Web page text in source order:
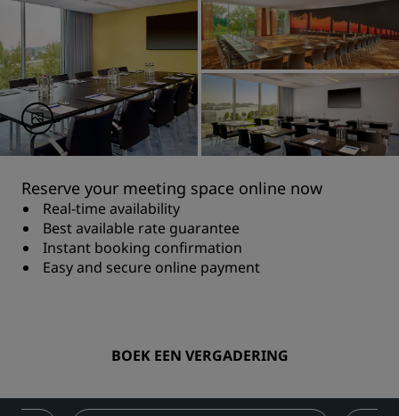
Reserve your meeting space online now
Real-time availability
Best available rate guarantee
Instant booking confirmation
Easy and secure online payment
BOEK EEN VERGADERING